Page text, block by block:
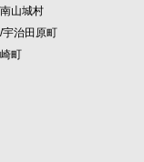
山城村
宇治田原町
町